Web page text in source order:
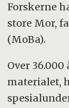
Forskerne
store Mor,
(MoBa).
Over
materialet,